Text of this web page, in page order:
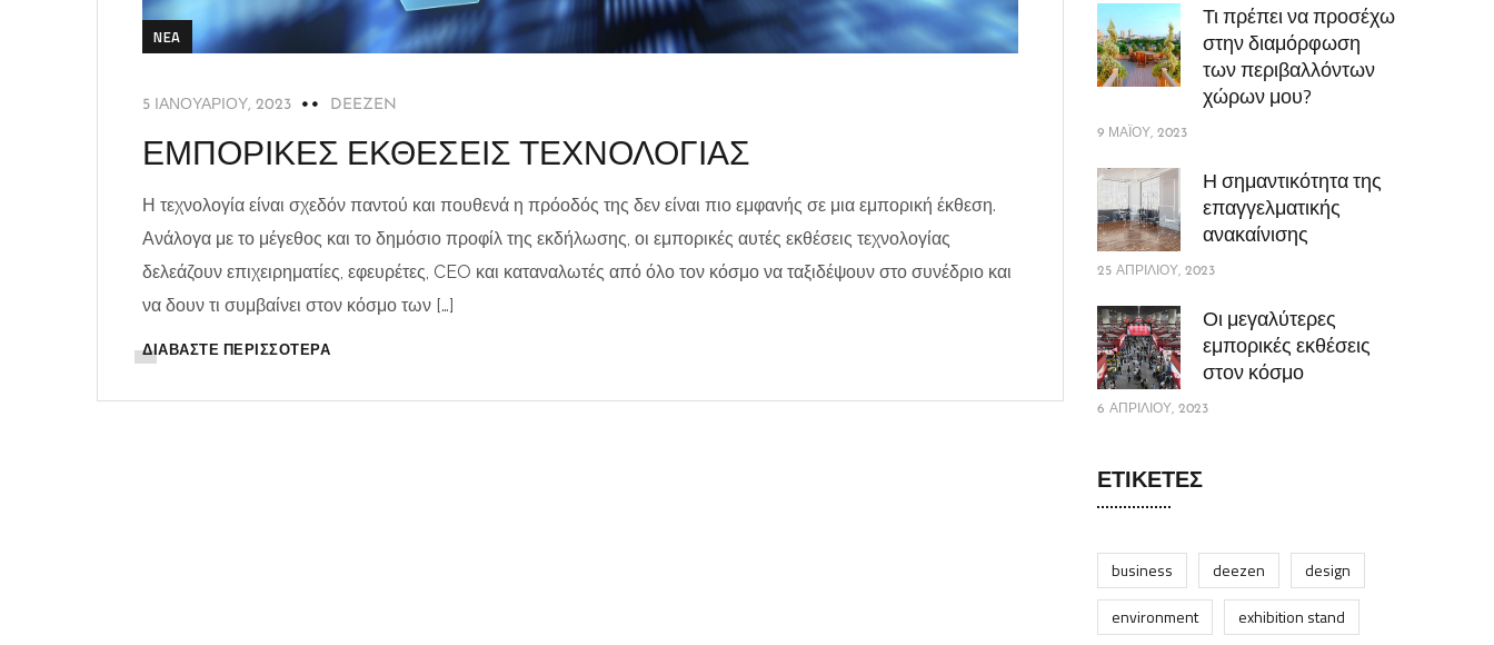
NEA
5 ΙΑΝΟΥΑΡΊΟΥ, 2023 DEEZEN
ΕΜΠΟΡΙΚΕΣ ΕΚΘΕΣΕΙΣ ΤΕΧΝΟΛΟΓΙΑΣ
Η τεχνολογία είναι σχεδόν παντού και πουθενά η πρόοδός της δεν είναι πιο εμφανής σε μια εμπορική έκθεση.
Ανάλογα με το μέγεθος και το δημόσιο προφίλ της εκδήλωσης, οι εμπορικές αυτές εκθέσεις τεχνολογίας
δελεάζουν επιχειρηματίες, εφευρέτες, CEO και καταναλωτές από όλο τον κόσμο να ταξιδέψουν στο συνέδριο και
να δουν τι συμβαίνει στον κόσμο των […]
ΔΙΑΒΆΣΤΕ ΠΕΡΙΣΣΌΤΕΡΑ
Τι πρέπει να προσέχω
στην διαμόρφωση
των περιβαλλόντων
χώρων μου?
9 ΜΑΪ́ΟΥ, 2023
Η σημαντικότητα της
επαγγελματικής
ανακαίνισης
25 ΑΠΡΙΛΊΟΥ, 2023
Οι μεγαλύτερες
εμπορικές εκθέσεις
στον κόσμο
6 ΑΠΡΙΛΊΟΥ, 2023
ΕΤΙΚΈΤΕΣ
business deezen
design
environment
exhibition stand